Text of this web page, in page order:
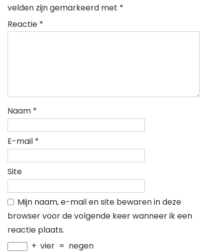
velden zijn gemarkeerd met *
Reactie *
Naam *
E-mail *
Site
Mijn naam, e-mail en site bewaren in deze
browser voor de volgende keer wanneer ik een
reactie plaats.
+ vier = negen